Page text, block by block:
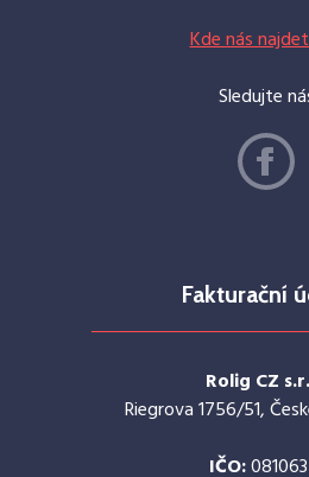
Kde nás
Sledujte
Fakturační
Rolig CZ
Riegrova 1756/51,
IČO: